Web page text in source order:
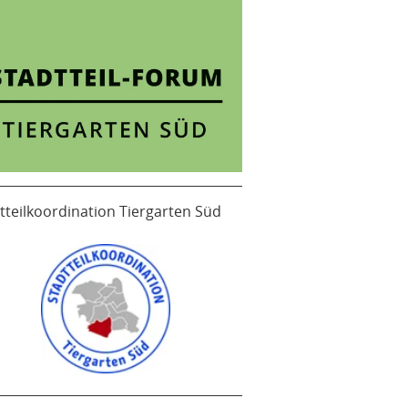
Tiergarten Süd